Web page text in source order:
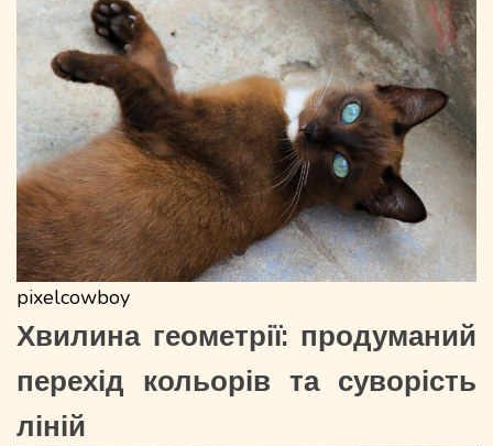
pixelcowboy
Хвилина геометрії: продуманий
перехід кольорів та суворість
ліній